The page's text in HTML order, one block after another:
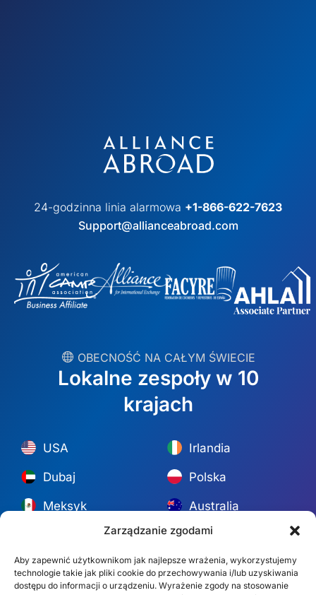
Zarządzanie zgodami
Aby zapewnić użytkownikom jak najlepsze wrażenia, wykorzystujemy
technologie takie jak pliki cookie do przechowywania i/lub uzyskiwania
dostępu do informacji o urządzeniu. Wyrażenie zgody na stosowanie
24-godzinna linia alarmowa +1-866-622-7623
Support@allianceabroad.com
︎ OBECNOŚĆ NA CAŁYM ŚWIECIE
Lokalne zespoły w 10
krajach
USA
Dubaj
Meksyk
Brazylia/Mercosur
Irlandia
Polska
Australia
S. Afryka
Portugalia